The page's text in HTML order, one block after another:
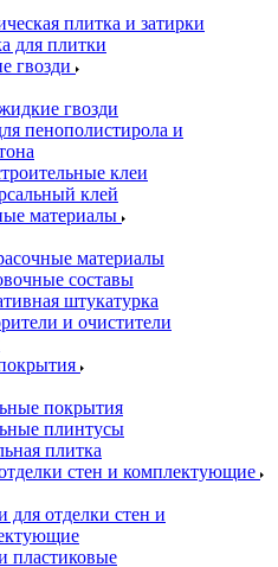
плитка и затирки
для плитки
гвозди
гвозди
пенополистирола и
клеи
клей
материалы
материалы
составы
штукатурка
и очистители
покрытия
плинтусы
плитка
стен и комплектующие
для отделки стен и
пластиковые